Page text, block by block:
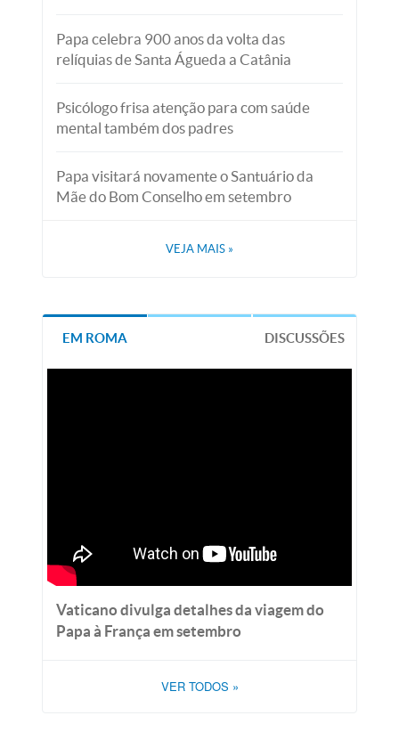
Papa celebra 900 anos da volta das
relíquias de Santa Águeda a Catânia
Psicólogo frisa atenção para com saúde
mental também dos padres
Papa visitará novamente o Santuário da
Mãe do Bom Conselho em setembro
VEJA MAIS »
EM ROMA DISCUSSÕES
Vaticano divulga detalhes da viagem do
Papa à França em setembro
VER TODOS »